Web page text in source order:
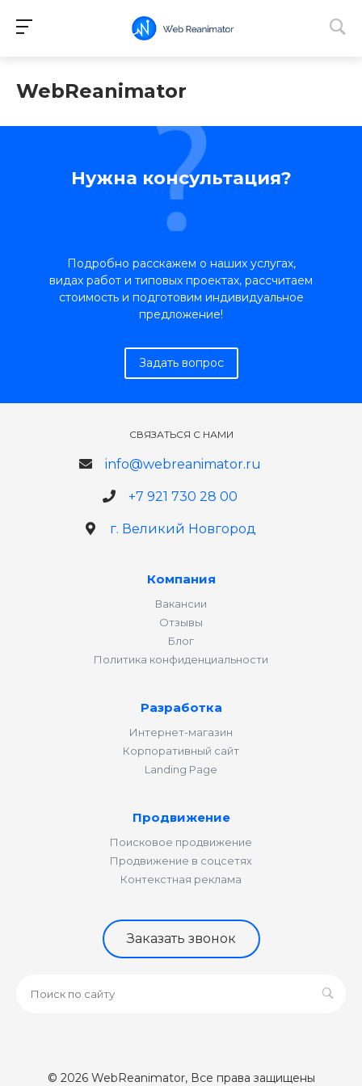
WebReanimator
Нужна консультация?
Подробно расскажем о наших услугах,
видах работ и типовых проектах, рассчитаем
стоимость и подготовим индивидуальное
предложение!
Задать вопрос
СВЯЗАТЬСЯ С НАМИ
info@webreanimator.ru
+7 921 730 28 00
г. Великий Новгород
Компания
Вакансии
Отзывы
Блог
Политика конфиденциальности
Разработка
Интернет-магазин
Корпоративный сайт
Landing Page
Продвижение
Поисковое продвижение
Продвижение в соцсетях
Контекстная реклама
Заказать звонок
© 2026 WebReanimator, Все права защищены